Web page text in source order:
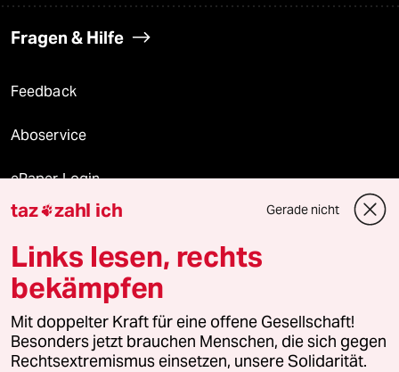
Fragen & Hilfe
Feedback
Aboservice
ePaper Login
Downloads für Abonnierende
© 2026 taz Verlags und Vertriebs GmbH
Alle Rechte vorbehalten. Bei rechtlichen Fragen oder für Genehmigungen
wenden Sie sich bitte an
lizenzen@taz.de
taz zahl ich Gerade nicht
Links lesen, rechts
bekämpfen
Mit doppelter Kraft für eine offene Gesellschaft!
Besonders jetzt brauchen Menschen, die sich gegen
Rechtsextremismus einsetzen, unsere Solidarität.